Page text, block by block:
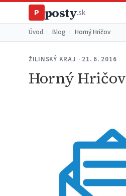
P posty.sk
Úvod Blog Horný Hričov
ŽILINSKÝ KRAJ · 21. 6. 2016
Horný Hričov